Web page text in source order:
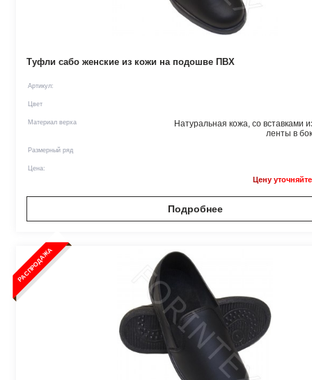
Туфли сабо женские из кожи на подошве ПВХ
Артикул:
Цвет
Материал верха
Натуральная кожа, со вставками
ленты в
Размерный ряд
Цена:
Цену
Подробнее
РАСПРОДАЖА